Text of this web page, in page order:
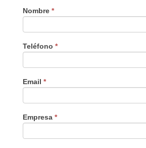
Nombre *
Teléfono *
Email *
Empresa *